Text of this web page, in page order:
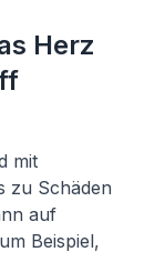
Herz
mit
zu Schäden
auf
Beispiel,